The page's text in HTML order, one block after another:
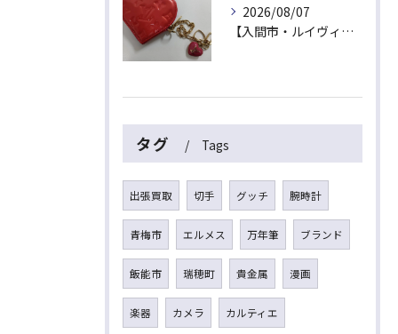
2026/08/07
【入間市・ルイヴィトン買取】ハート型が可愛い！ヴェルニ「ポルトモネ・クール」を最高値でお買取！
タグ Tags
出張買取 切手 グッチ 腕時計
青梅市 エルメス 万年筆 ブランド
飯能市 瑞穂町 貴金属 漫画
楽器 カメラ カルティエ